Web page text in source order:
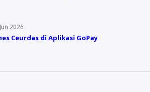
2026
Ceurdas di Aplikasi GoPay